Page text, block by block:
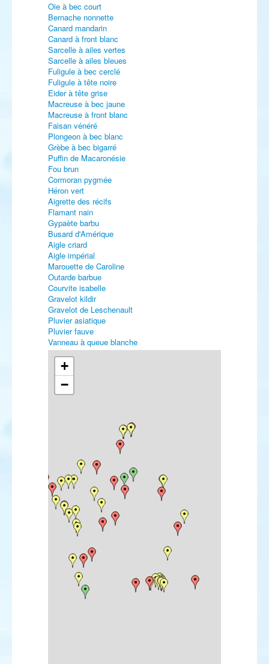
Oie à bec court
Bernache nonnette
Canard mandarin
Canard à front blanc
Sarcelle à ailes vertes
Sarcelle à ailes bleues
Fuligule à bec cerclé
Fuligule à tête noire
Eider à tête grise
Macreuse à bec jaune
Macreuse à front blanc
Faisan vénéré
Plongeon à bec blanc
Grèbe à bec bigarré
Puffin de Macaronésie
Fou brun
Cormoran pygmée
Héron vert
Aigrette des récifs
Flamant nain
Gypaète barbu
Busard d'Amérique
Aigle criard
Aigle impérial
Marouette de Caroline
Outarde barbue
Courvite isabelle
Gravelot kildir
Gravelot de Leschenault
Pluvier asiatique
Pluvier fauve
Vanneau à queue blanche
Bécasseau semipalmé
Bécasseau à longs doigts
Bécasseau minuscule
Bécasseau de Bonaparte
Bécasseau de Baird
Bartramie des champs
Chevalier à pattes jaunes
Chevalier grivelé
Mouette atricille
Mouette de Franklin
Mouette de Bonaparte
Mouette de Ross
Mouette blanche
Goéland d'Amérique
Sterne bridée
Sterne élégante
Sterne de Forster
Mergule nain
Martinet cafre
Martin-pêcheur d'Amérique
Hirondelle à front blanc
+
−